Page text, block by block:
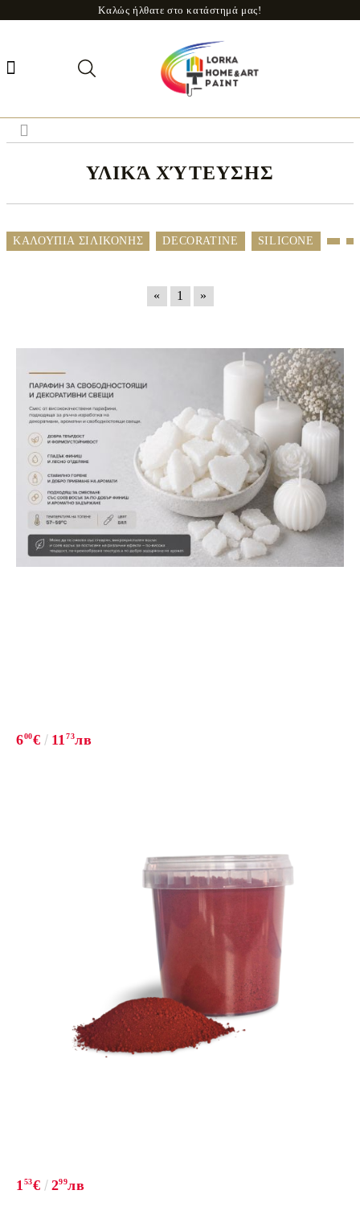
Καλώς ήλθατε στο κατάστημά μας!
ΥΛΙΚΆ ΧΎΤΕΥΣΗΣ
ΚΑΛΟΥΠΙΑ ΣΙΛΙΚΟΝΗΣ DECORATINE SILICONE
« 1 »
600€ 1173лв
1 53€ 299лв